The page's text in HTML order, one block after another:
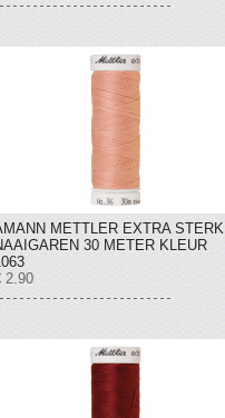
METTLER EXTRA STERK
30 METER KLEUR
2.90